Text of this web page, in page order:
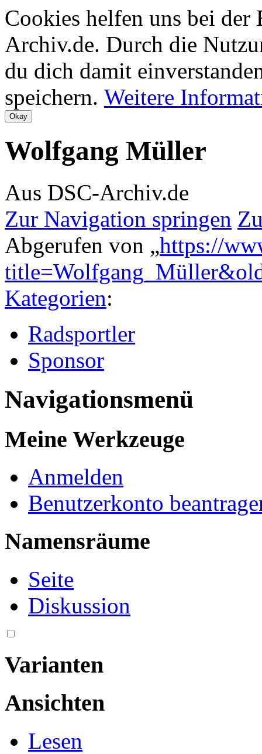
Cookies helfen uns bei
Archiv.de. Durch die
du dich damit
speichern. Weitere
Wolfgang Müller
Aus DSC-Archiv.de
Zur Navigation springen
Abgerufen von „https://
Kategorien:
Radsportler
Sponsor
Navigationsmenü
Meine Werkzeuge
Anmelden
Benutzerkonto
Namensräume
Seite
Diskussion
Varianten
Ansichten
Lesen